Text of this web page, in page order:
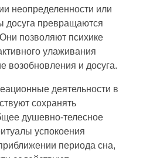
неопределенности или
досуга превращаются
позволяют психике
улаживания
возобновления и досуга.
деятельности в
сохранять
душевно-телесное
успокоения
периода сна,